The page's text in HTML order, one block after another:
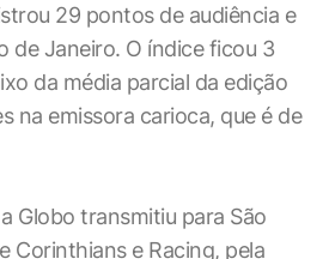
29 pontos de audiência e
de Janeiro. O índice ficou 3
da média parcial da edição
na emissora carioca, que é de
Globo transmitiu para São
Corinthians e Racing, pela